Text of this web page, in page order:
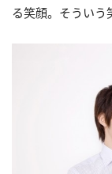
る笑顔。そういう